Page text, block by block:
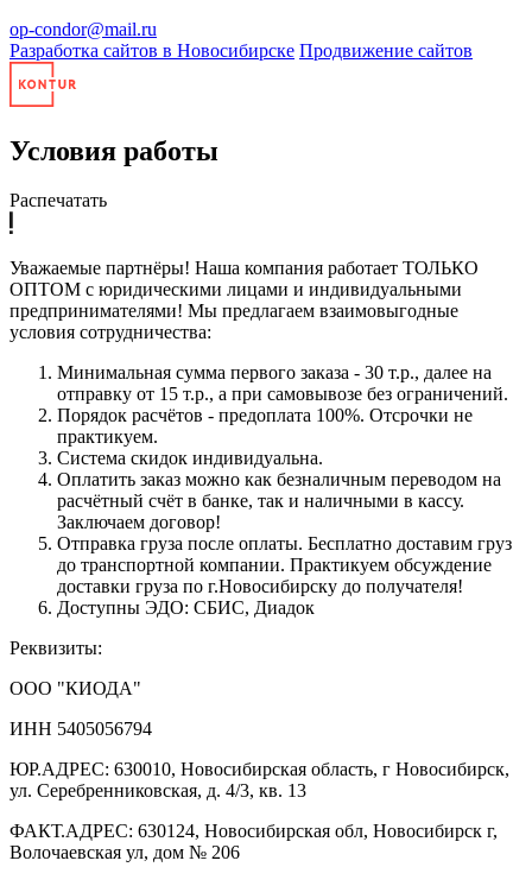
op-condor@mail.ru
Разработка сайтов в Новосибирске Продвижение сайтов
Условия работы
Распечатать
Уважаемые партнёры! Наша компания работает ТОЛЬКО
ОПТОМ с юридическими лицами и индивидуальными
предпринимателями! Мы предлагаем взаимовыгодные
условия сотрудничества:
Минимальная сумма первого заказа - 30 т.р., далее на
отправку от 15 т.р., а при самовывозе без ограничений.
Порядок расчётов - предоплата 100%. Отсрочки не
практикуем.
Система скидок индивидуальна.
Оплатить заказ можно как безналичным переводом на
расчётный счёт в банке, так и наличными в кассу.
Заключаем договор!
Отправка груза после оплаты. Бесплатно доставим груз
до транспортной компании. Практикуем обсуждение
доставки груза по г.Новосибирску до получателя!
Доступны ЭДО: СБИС, Диадок
Реквизиты:
ООО "КИОДА"
ИНН 5405056794
ЮР.АДРЕС: 630010, Новосибирская область, г Новосибирск,
ул. Серебренниковская, д. 4/3, кв. 13
ФАКТ.АДРЕС: 630124, Новосибирская обл, Новосибирск г,
Волочаевская ул, дом № 206